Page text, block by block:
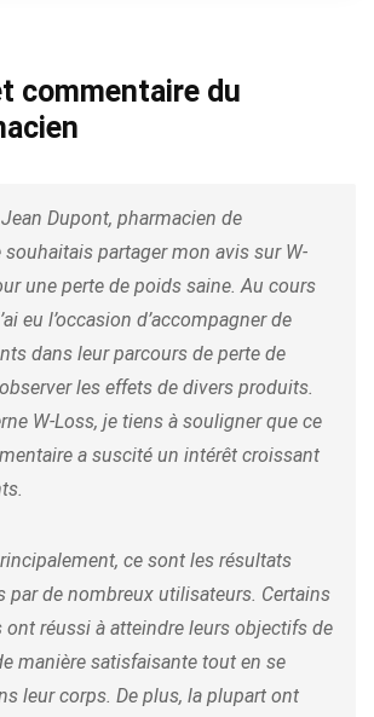
commentaire du
Dupont, pharmacien de
partager mon avis sur W-
une perte de poids saine. Au cours
eu l’occasion d’accompagner de
dans leur parcours de perte de
les effets de divers produits.
W-Loss, je tiens à souligner que ce
a suscité un intérêt croissant
ce sont les résultats
par de nombreux utilisateurs. Certains
ont réussi à atteindre leurs objectifs de
manière satisfaisante tout en se
leur corps. De plus, la plupart ont